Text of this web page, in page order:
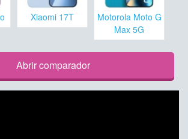
Xiaomi 17T
Motorola Moto G
Max 5G
Abrir comparador